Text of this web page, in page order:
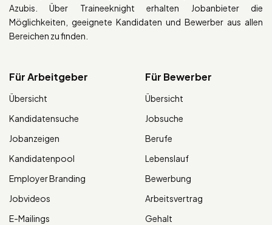
Azubis. Über Traineeknight erhalten Jobanbieter die
Möglichkeiten, geeignete Kandidaten und Bewerber aus allen
Bereichen zu finden.
Für Arbeitgeber
Übersicht
Kandidatensuche
Jobanzeigen
Kandidatenpool
Employer Branding
Jobvideos
E-Mailings
Für Bewerber
Übersicht
Jobsuche
Berufe
Lebenslauf
Bewerbung
Arbeitsvertrag
Gehalt